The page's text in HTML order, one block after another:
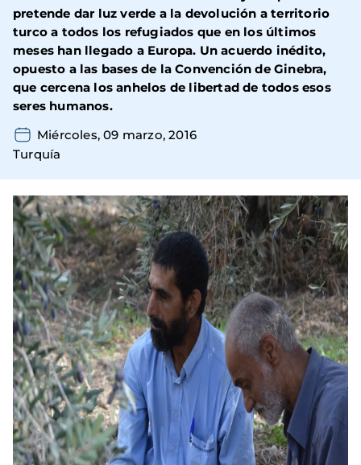
pretende dar luz verde a la devolución a territorio
turco a todos los refugiados que en los últimos
meses han llegado a Europa. Un acuerdo inédito,
opuesto a las bases de la Convención de Ginebra,
que cercena los anhelos de libertad de todos esos
seres humanos.
Miércoles, 09 marzo, 2016
Turquía